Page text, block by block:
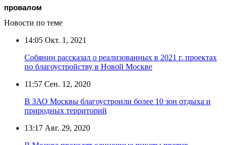
провалом
Новости по теме
14:05 Окт. 1, 2021
Собянин рассказал о реализованных в 2021 г. проектах
по благоустройству в Новой Москве
11:57 Сен. 12, 2020
В ЗАО Москвы благоустроили более 10 зон отдыха и
природных территорий
13:17 Авг. 29, 2020